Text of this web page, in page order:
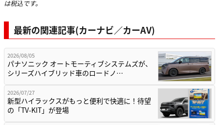
は税込です。
最新の関連記事(カーナビ／カーAV)
2026/08/05
パナソニック オートモーティブシステムズが、
シリーズハイブリッド車のロードノ…
2026/07/27
新型ハイラックスがもっと便利で快適に！待望
の「TV-KIT」が登場